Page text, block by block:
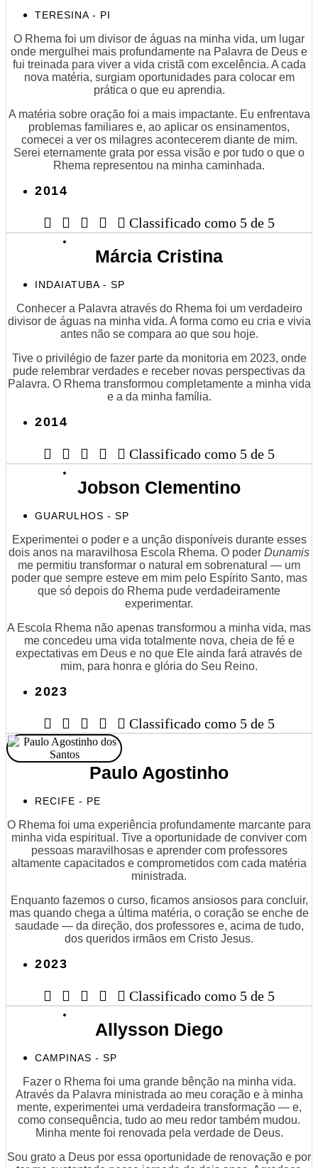
TERESINA - PI
O Rhema foi um divisor de águas na minha vida, um lugar
onde mergulhei mais profundamente na Palavra de Deus e
fui treinada para viver a vida cristã com excelência. A cada
nova matéria, surgiam oportunidades para colocar em
prática o que eu aprendia.
A matéria sobre oração foi a mais impactante. Eu enfrentava
problemas familiares e, ao aplicar os ensinamentos,
comecei a ver os milagres acontecerem diante de mim.
Serei eternamente grata por essa visão e por tudo o que o
Rhema representou na minha caminhada.
2014
     Classificado como 5 de 5
Márcia Cristina
INDAIATUBA - SP
Conhecer a Palavra através do Rhema foi um verdadeiro
divisor de águas na minha vida. A forma como eu cria e vivia
antes não se compara ao que sou hoje.
Tive o privilégio de fazer parte da monitoria em 2023, onde
pude relembrar verdades e receber novas perspectivas da
Palavra. O Rhema transformou completamente a minha vida
e a da minha família.
2014
     Classificado como 5 de 5
Jobson Clementino
GUARULHOS - SP
Experimentei o poder e a unção disponíveis durante esses
dois anos na maravilhosa Escola Rhema. O poder Dunamis
me permitiu transformar o natural em sobrenatural — um
poder que sempre esteve em mim pelo Espírito Santo, mas
que só depois do Rhema pude verdadeiramente
experimentar.
A Escola Rhema não apenas transformou a minha vida, mas
me concedeu uma vida totalmente nova, cheia de fé e
expectativas em Deus e no que Ele ainda fará através de
mim, para honra e glória do Seu Reino.
2023
     Classificado como 5 de 5
Paulo Agostinho
RECIFE - PE
O Rhema foi uma experiência profundamente marcante para
minha vida espiritual. Tive a oportunidade de conviver com
pessoas maravilhosas e aprender com professores
altamente capacitados e comprometidos com cada matéria
ministrada.
Enquanto fazemos o curso, ficamos ansiosos para concluir,
mas quando chega a última matéria, o coração se enche de
saudade — da direção, dos professores e, acima de tudo,
dos queridos irmãos em Cristo Jesus.
2023
     Classificado como 5 de 5
Allysson Diego
CAMPINAS - SP
Fazer o Rhema foi uma grande bênção na minha vida.
Através da Palavra ministrada ao meu coração e à minha
mente, experimentei uma verdadeira transformação — e,
como consequência, tudo ao meu redor também mudou.
Minha mente foi renovada pela verdade de Deus.
Sou grato a Deus por essa oportunidade de renovação e por